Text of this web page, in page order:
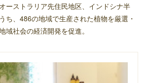
ーストラリア先住民地区、インドシナ半
ち、486の地域で生産された植物を厳選・
域社会の経済開発を促進。